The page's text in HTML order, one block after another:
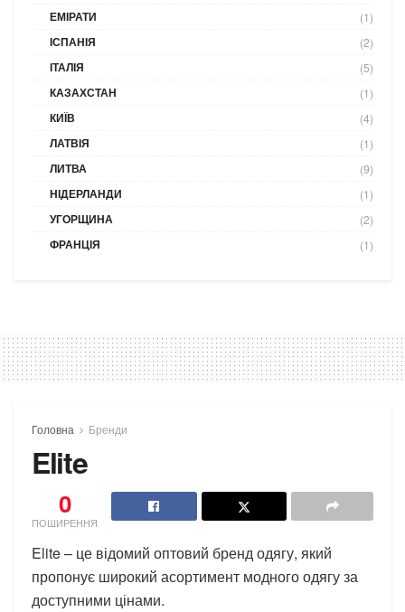
ЕМІРАТИ (1)
ІСПАНІЯ (2)
ІТАЛІЯ (5)
КАЗАХСТАН (1)
КИЇВ (4)
ЛАТВІЯ (1)
ЛИТВА (9)
НІДЕРЛАНДИ (1)
УГОРЩИНА (2)
ФРАНЦІЯ (1)
Головна Бренди
Elite
0
ПОШИРЕННЯ
Elite – це відомий оптовий бренд одягу, який
пропонує широкий асортимент модного одягу за
доступними цінами.